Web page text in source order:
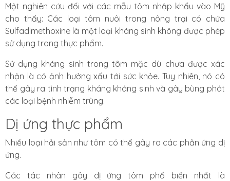
Một nghiên cứu đối với các mẫu tôm nhập khẩu vào Mỹ
cho thấy: Các loại tôm nuôi trong nông trại có chứa
Sulfadimethoxine là một loại kháng sinh không được phép
sử dụng trong thực phẩm.
Sử dụng kháng sinh trong tôm mặc dù chưa được xác
nhận là có ảnh hưởng xấu tới sức khỏe. Tuy nhiên, nó có
thể gây ra tình trạng kháng kháng sinh và gây bùng phát
các loại bệnh nhiễm trùng.
Dị ứng thực phẩm
Nhiều loại hải sản như tôm có thể gây ra các phản ứng dị
ứng.
Các tác nhân gây dị ứng tôm phổ biến nhất là